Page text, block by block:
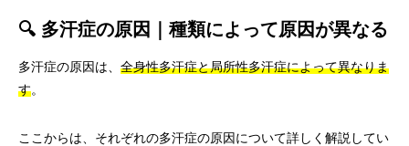
🔍 多汗症の原因｜種類によって原因が異なる
多汗症の原因は、 全身性多汗症と局所性多汗症によって異なりま
す。
ここからは、それぞれの多汗症の原因について詳しく解説してい